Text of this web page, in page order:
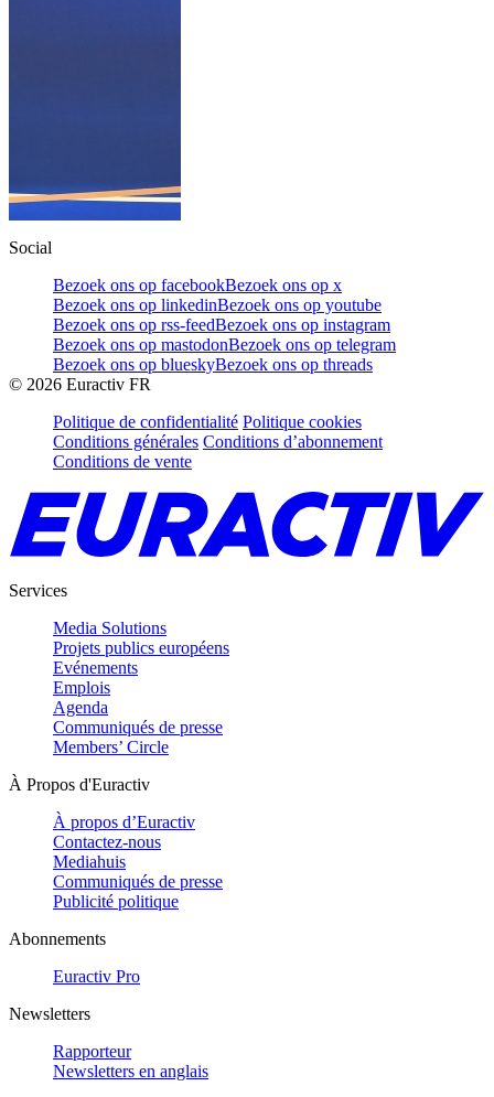
Social
Bezoek ons op facebookBezoek ons op x
Bezoek ons op linkedinBezoek ons op youtube
Bezoek ons op rss-feedBezoek ons op instagram
Bezoek ons op mastodonBezoek ons op telegram
Bezoek ons op blueskyBezoek ons op threads
© 2026 Euractiv FR
Politique de confidentialité Politique cookies
Conditions générales Conditions d’abonnement
Conditions de vente
Services
Media Solutions
Projets publics européens
Evénements
Emplois
Agenda
Communiqués de presse
Members’ Circle
À Propos d'Euractiv
À propos d’Euractiv
Contactez-nous
Mediahuis
Communiqués de presse
Publicité politique
Abonnements
Euractiv Pro
Newsletters
Rapporteur
Newsletters en anglais